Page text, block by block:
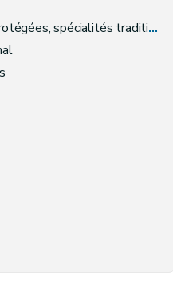
traditionnelles garanties